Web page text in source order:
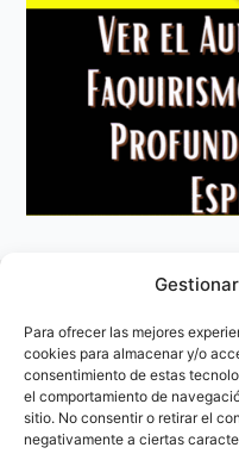
Para ofrecer las mejores
cookies para almacenar y/o
consentimiento de estas
el comportamiento de
sitio. No consentir o retirar el
negativamente a ciertas